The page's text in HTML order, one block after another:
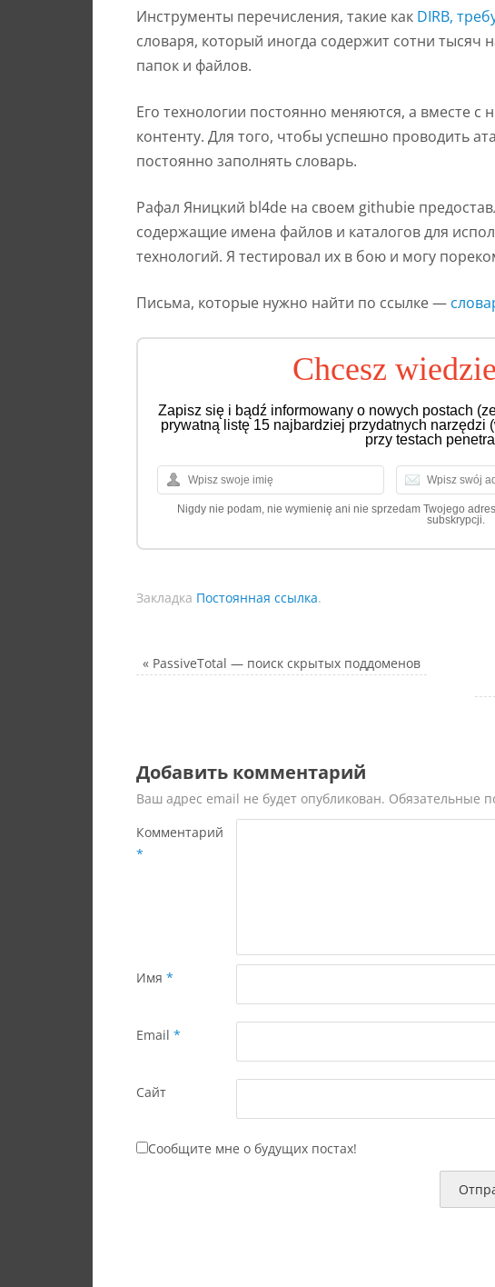
Инструменты перечисления, такие как DIRB,
словаря, который иногда содержит сотни тысяч
папок и файлов.
Его технологии постоянно меняются, а вместе с
контенту. Для того, чтобы успешно проводить
постоянно заполнять словарь.
Рафал Яницкий bl4de на своем githubie
содержащие имена файлов и каталогов для
технологий. Я тестировал их в бою и могу
Письма, которые нужно найти по ссылке —
Chcesz
Zapisz się i bądź informowany o nowych postach
prywatną listę 15 najbardziej przydatnych narzędzi
przy testach
Nigdy nie podam, nie wymienię ani nie sprzedam Twojego
subskrypcji.
Закладка Постоянная ссылка.
« PassiveTotal — поиск скрытых поддоменов
Добавить комментарий
Ваш адрес email не будет опубликован. Обязательные
Комментарий
*
Имя *
Email *
Сайт
Сообщите мне о будущих постах!